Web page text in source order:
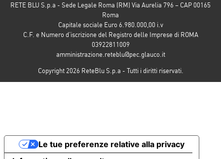
RETE BLU S.p.a - Sede Legale Roma (RM) Via Aurelia 796 – CAP 00165
Roma
Capitale sociale Euro 6.980.000,00 i.v
C.F. e Numero d’iscrizione del Registro delle Imprese di ROMA
03922811009
amministrazione.reteblu@pec.glauco.it
Copyright 2026 ReteBlu S.p.a - Tutti i diritti riservati.
Le tue preferenze relative alla privacy